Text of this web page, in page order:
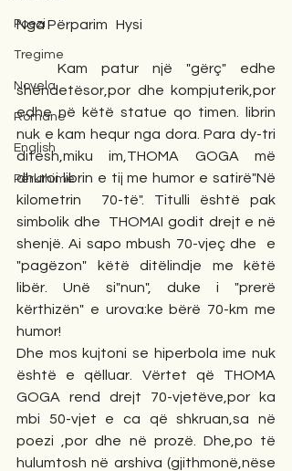
Poezi
Tregime
Novela
Romane
English
Përkthime
Nga Përparim   Hysi
Kam patur një "gërç" edhe
shëndetësor,por dhe kompjuterik,por
edhe në këtë statue qo timen. librin
nuk e kam hequr nga dora. Para dy-tri
ditësh,miku im,THOMA GOGA më
dhuroi librin e tij me humor e satirë"Në
kilometrin  70-të". Titulli është pak
simbolik dhe  THOMAI godit drejt e në
shenjë. Ai sapo mbush 70-vjeç dhe  e
"pagëzon" këtë ditëlindje me këtë
libër. Unë si"nun", duke i "prerë
kërthizën" e urova:ke bërë 70-km me
humor!
Dhe mos kujtoni se hiperbola ime nuk
është e qëlluar. Vërtet që THOMA
GOGA rend drejt 70-vjetëve,por ka
mbi 50-vjet e ca që shkruan,sa në
poezi ,por dhe në prozë. Dhe,po të
hulumtosh në arshiva (gjithmonë,nëse